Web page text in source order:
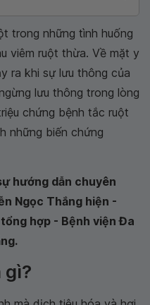
trong những tình huống
viêm ruột thừa. Về mặt y
ra khi sự lưu thông của
lưu thông trong lòng
chứng bệnh tắc ruột
những biến chứng
hướng dẫn chuyên
Ngọc Thắng hiện -
hợp - Bệnh viện Đa
gì?